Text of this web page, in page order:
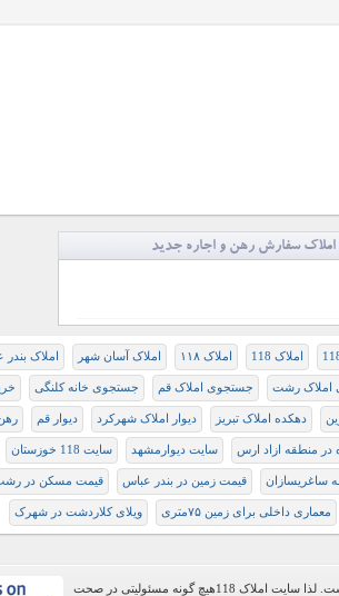
املاک سفارش رهن و اجاره جدید
املاک 118 املاک ۱۱۸ املاک آسان شهر املاک
املاک رشت جستجوی املاک قم جستجوی خانه کلنگی
دهکده املاک تبریز دیوار املاک شهرکرد دیوار قم رهن
در منطقه ازاد ارس سايت ديوارمشهد سایت 118 خوزستان
ساغریسازان قیمت زمین در بندر عباس قیمت مسکن در
معماری داخلی برای زمین ۷۵متری ویلای کلاردشت در شهرک
اطلاعات موجود در این وب سایت از طریق کاربران عمومی سایت ثبت شده است. لذا سایت املاک 118هیچ گونه مسئولیتی در صحت